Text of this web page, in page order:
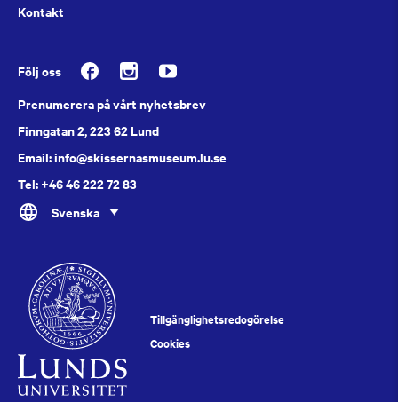
Kontakt
Följ oss
Prenumerera på vårt nyhetsbrev
Finngatan 2, 223 62 Lund
Email: info@skissernasmuseum.lu.se
Tel: +46 46 222 72 83
Svenska
Tillgänglighetsredogörelse
Cookies